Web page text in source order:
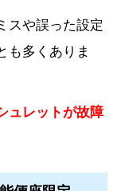
スや誤った設定
も多くありま
ュレットが故障